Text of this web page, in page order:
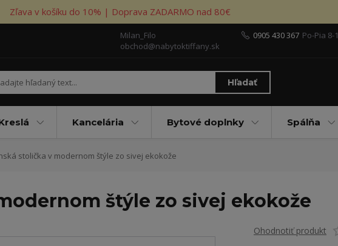
Zľava v košíku do 10% | Doprava ZADARMO nad 80€
Hľadať
Milan_Filo
obchod@nabytoktiffany.sk
0905 430 367 Po-Pia 8-
Kancelária Bytové doplnky Spálňa
stolička v modernom štýle zo sivej ekokože
štýle zo sivej ekokože
Ohodnotiť produkt